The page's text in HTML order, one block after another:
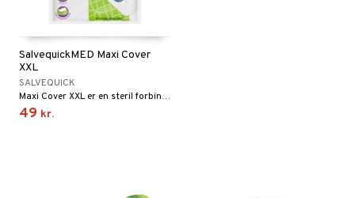
SalvequickMED Maxi Cover
XXL
SALVEQUICK
Maxi Cover XXL er en steril forbinding, der er åndbar.
49 kr.